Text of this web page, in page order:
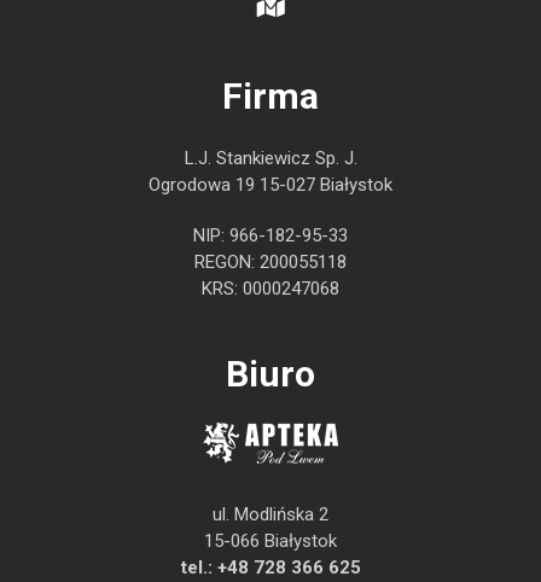
Firma
L.J. Stankiewicz Sp. J.
Ogrodowa 19 15-027 Białystok
NIP: 966-182-95-33
REGON: 200055118
KRS: 0000247068
Biuro
ul. Modlińska 2
15-066 Białystok
tel.: +48 728 366 625